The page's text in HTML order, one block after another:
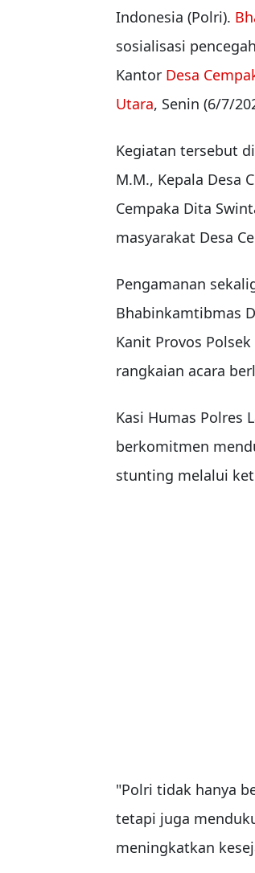
Indonesia (Polri).
sosialisasi
Kantor Desa
Utara, Senin (6/7/
Kegiatan tersebut
M.M., Kepala Desa
Cempaka Dita
masyarakat Desa
Pengamanan
Bhabinkamtibmas
Kanit Provos
rangkaian acara
Kasi Humas Polres
berkomitmen
stunting melalui
"Polri tidak hanya
tetapi juga
meningkatkan